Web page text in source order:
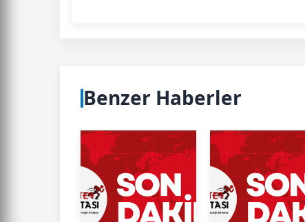
Benzer Haberler